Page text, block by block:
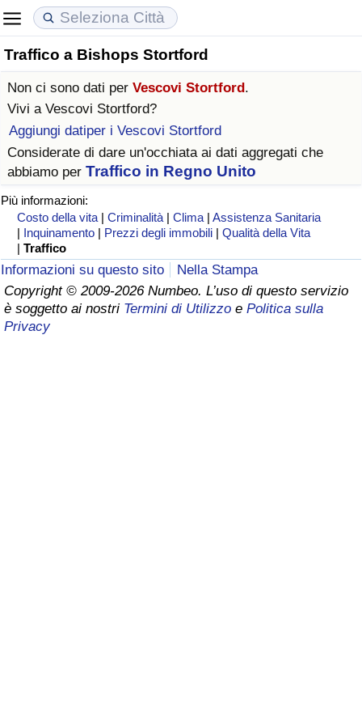
Traffico a Bishops Stortford
Non ci sono dati per Vescovi Stortford.
Vivi a Vescovi Stortford?
Aggiungi datiper i Vescovi Stortford
Considerate di dare un'occhiata ai dati aggregati che
abbiamo per Traffico in Regno Unito
Più informazioni:
Costo della vita |Criminalità |Clima |Assistenza Sanitaria
| Inquinamento | Prezzi degli immobili |Qualità della Vita
|Traffico
Informazioni su questo sito
Nella Stampa
Copyright © 2009-2026 Numbeo. L’uso di questo servizio
è soggetto ai nostri Termini di Utilizzo e Politica sulla
Privacy
Costo della vita
Indice Del Costo Della Vita (corrente)
Indice Del Costo Della Vita
Indice del Costo della Vita per Nazione
ad Aqaba
Prezzi degli immobili
Indice del Prezzo delle Case (Corrente)
Indice del Prezzo delle Case
Indice del Prezzo delle Case per Nazione
Qualità della Vita
Indice della Qualità della Vita
Indice della Qualità della Vita (Corrente)
Indice della qualità della vita per Paese
Criminalità
Indice del Tasso di Criminalità (Corrente)
Indice della Criminalità